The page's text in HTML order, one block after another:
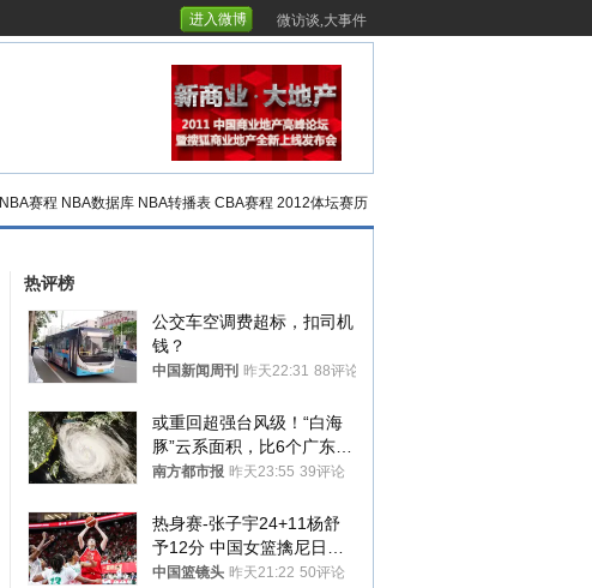
进入微博 微访谈,大事件
NBA赛程 NBA数据库 NBA转播表 CBA赛程 2012体坛赛历
热评榜
公交车空调费超标，扣司机
钱？
中国新闻周刊 昨天22:31 88评论
或重回超强台风级！“白海
豚”云系面积，比6个广东还
大！深圳官方：注意这件事
南方都市报 昨天23:55 39评论
热身赛-张子宇24+11杨舒
予12分 中国女篮擒尼日利
亚
中国篮镜头 昨天21:22 50评论